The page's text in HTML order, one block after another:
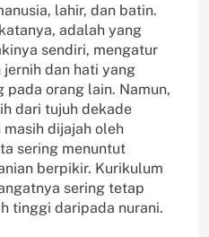
lahir, dan batin.
adalah yang
sendiri, mengatur
dan hati yang
orang lain. Namun,
dari tujuh dekade
dijajah oleh
sering menuntut
berpikir. Kurikulum
sering tetap
tinggi daripada nurani.